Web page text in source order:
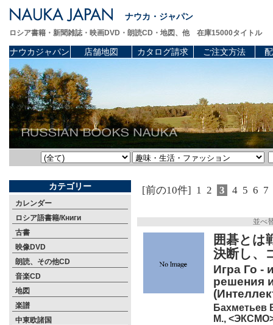
ナウカ・ジャパン
ロシア書籍・新聞雑誌・映画DVD・朗読CD・地図、他 在庫15000タイトル
ナウカジャパン 店舗地図 カタログ請求 ご注文方法
カテゴリー
カレンダー
ロシア語書籍/Книги
古書
映像DVD
朗読、その他CD
音楽CD
地図
楽譜
中東欧諸国
[前の10件] 1 2 3 4 5 6 7
並べ
囲碁と
決断し、
Игра Го -
решения
Бахметьев
М.,